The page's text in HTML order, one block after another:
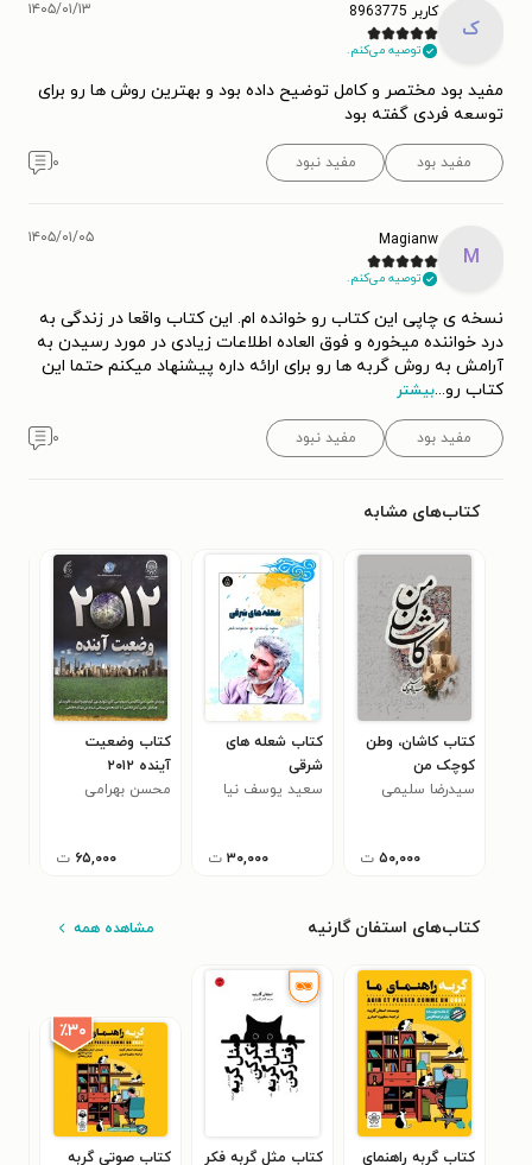
ک
کاربر 8963775
توصیه می‌کنم.
۱۴۰۵/۰۱/۱۳
مفید بود مختصر و کامل توضیح داده بود و بهترین روش ها رو برای
توسعه فردی گفته بود
مفید بود مفید نبود ۰
M
Magianw
توصیه می‌کنم.
۱۴۰۵/۰۱/۰۵
نسخه ی چاپی این کتاب رو خوانده ام. این کتاب واقعا در زندگی به
درد خواننده میخوره و فوق العاده اطلاعات زیادی در مورد رسیدن به
آرامش به روش گربه ها رو برای ارائه داره پیشنهاد میکنم حتما این
کتاب رو...بیشتر
مفید بود مفید نبود ۰
کتاب‌های مشابه
کتاب کاشان، وطن
کوچک من
سیدرضا سلیمی
۵۰,۰۰۰ ت
کتاب شعله های
شرقی
سعید یوسف نیا
۳۰,۰۰۰ ت
کتاب وضعیت
آینده ۲۰۱۲
م‍ح‍س‍ن‌ ب‍ه‍رام‍ی‌
۶۵,۰۰۰ ت
کتاب‌های استفان گارنیه مشاهده همه
کتاب گربه راهنمای
کتاب مثل گربه فکر
٪۳۰
کتاب صوتی گربه